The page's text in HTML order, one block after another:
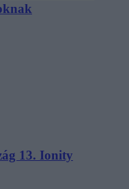
13. Ionity